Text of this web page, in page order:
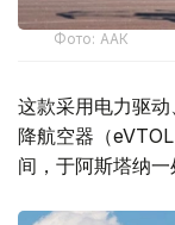
Фото: ААК
这款采用电力驱
降航空器（
间，于阿斯塔纳一